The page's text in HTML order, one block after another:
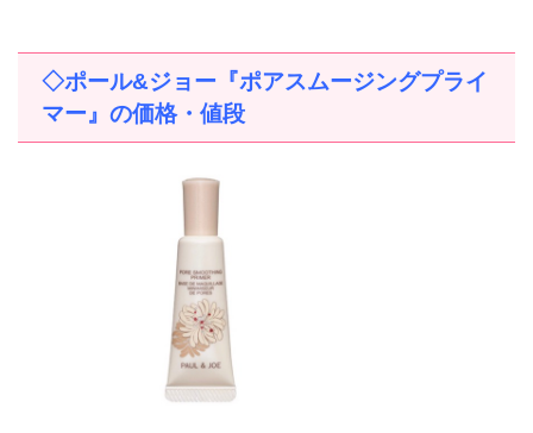
◇ポール&ジョー『ポアスムージングプライ
マー』の価格・値段